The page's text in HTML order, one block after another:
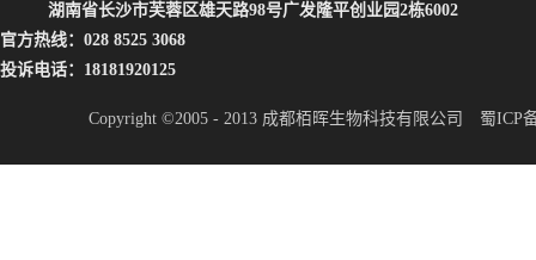
湖南省长沙市芙蓉区雄天路98号广发隆平创业园2栋6002
官方热线：028 8525 3068
投诉电话：18181920125
Copyright ©2005 - 2013 成都栢晖生物科技有限公司 蜀ICP